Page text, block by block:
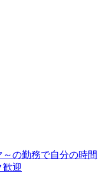
の勤務で自分の時間
迎